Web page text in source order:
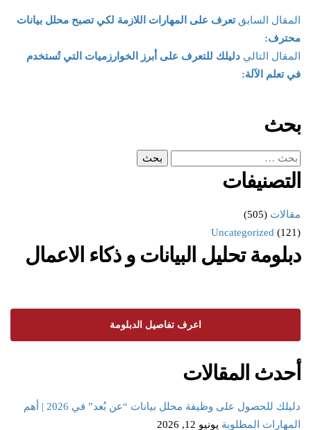
المقال السابقتعرف على المهارات اللازمة لكي تصبح محلل بيانات
محترف:
المقال التالي دليلك للتعرف على أبرز الخوارزميات التي تُستخدم
في تعلم الآلة:
بحث
التصنيفات
مقالات (505)
Uncategorized (121)
دبلومة تحليل البيانات و ذكاء الاعمال
اعرف تفاصيل الدبلومة
أحدث المقالات
دليلك للحصول على وظيفة محلل بيانات “عن بُعد” في 2026 | أهم
المهارات المطلوبة يونيو 12, 2026